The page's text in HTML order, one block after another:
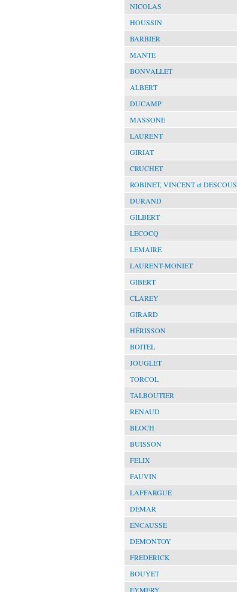
NICOLAS
HOUSSIN
BARBIER
MANTE
BONVALLET
ALBERT
DUCAMP
MASSONE
LAURENT
GIRIAT
CRUCHET
ROBINET, VINCENT et DESCOUS
DURAND
GILBERT
LECOCQ
LEMAIRE
LAURENT-MONIET
GIBERT
CLAREY
GIRARD
HÉRISSON
BOITEL
JOUGLET
TORCOL
TALBOUTIER
RENAUD
BLOCH
BUISSON
FELIX
FAUVIN
LAFFARGUE
DEMAR
ENCAUSSE
DEMONTOY
FREDERICK
BOUYET
EYMERY